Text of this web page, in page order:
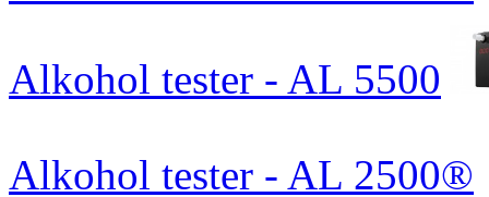
Alkohol tester - AL 5500
Alkohol tester - AL 2500®